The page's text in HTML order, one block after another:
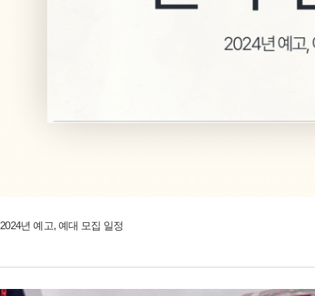
2024년 예고, 예대 모집 일정